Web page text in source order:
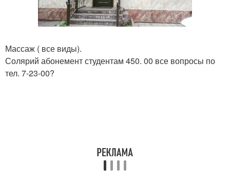
Массаж ( все виды).
Солярий абонемент студентам 450. 00 все вопросы по
тел. 7-23-00?